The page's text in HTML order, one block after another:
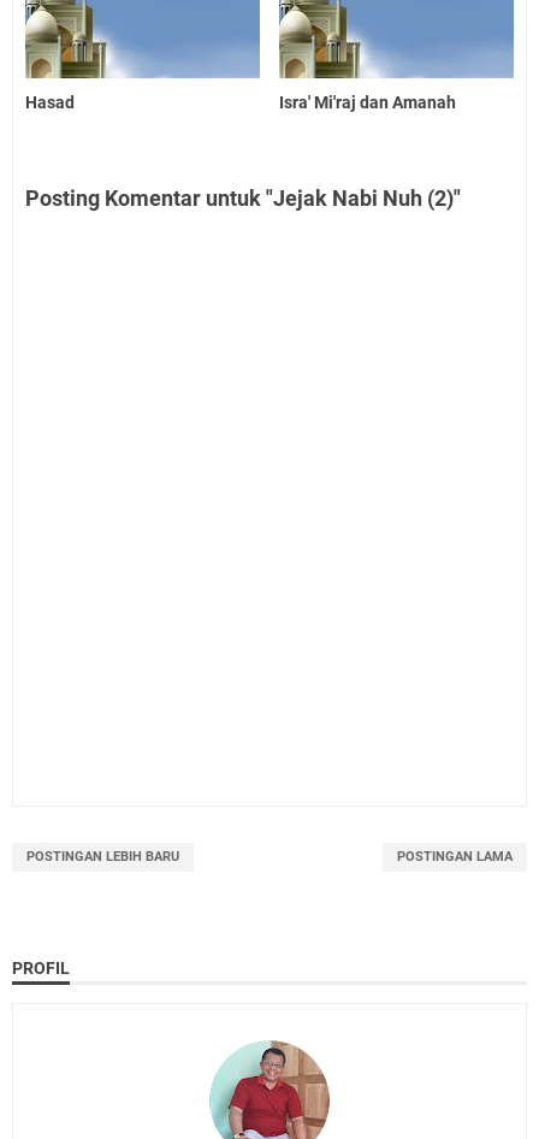
Hasad Isra' Mi'raj dan Amanah
Posting Komentar untuk "Jejak Nabi Nuh (2)"
POSTINGAN LEBIH BARU POSTINGAN LAMA
PROFIL